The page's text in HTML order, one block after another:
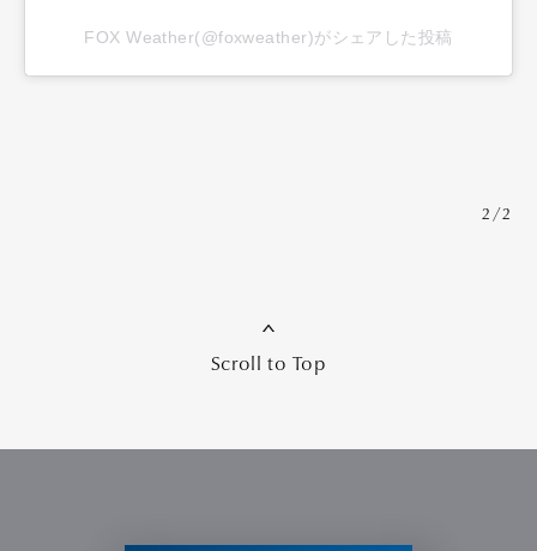
FOX Weather(@foxweather)がシェアした投稿
2/2
Scroll to Top